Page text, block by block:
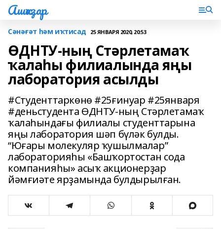
Ашҡаҙар
Сәнәғәт һәм иҡтисад 25 ЯНВАРЯ 2020, 20:53
ӨДНТУ-ның Стәрлетамаҡ
ҡалаһы филиалында яңы
лаборатория асылды
#Студенттаркөнө #25ғинуар #25января
#деньстудента ӨДНТУ-ның Стәрлетамаҡ
ҡалаһындағы филиалы студенттарына
яңы лаборатория шәп бүләк булды.
“Юғары молекуляр ҡушылмалар”
лабораторияһы «Башҡортостан сода
компанияһы» асыҡ акционерҙар
йәмғиәте ярҙамында булдырылған.